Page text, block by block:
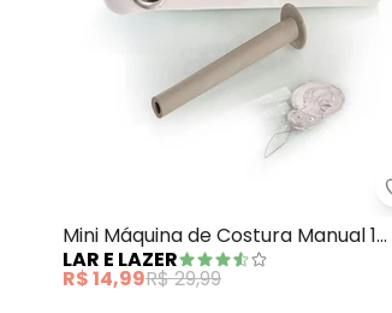
Mini Máquina de Costura Manual 1
Peça
LAR E LAZER
R$ 14,99R$ 29,99